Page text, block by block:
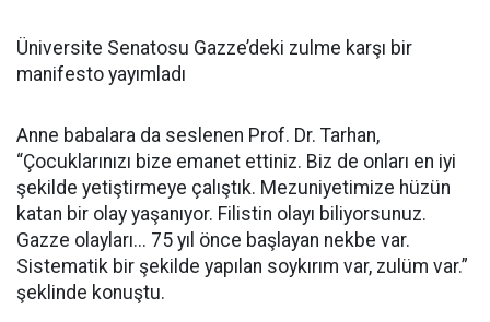
Üniversite Senatosu Gazze’deki zulme karşı bir
manifesto yayımladı
Anne babalara da seslenen Prof. Dr. Tarhan,
“Çocuklarınızı bize emanet ettiniz. Biz de onları en iyi
şekilde yetiştirmeye çalıştık. Mezuniyetimize hüzün
katan bir olay yaşanıyor. Filistin olayı biliyorsunuz.
Gazze olayları... 75 yıl önce başlayan nekbe var.
Sistematik bir şekilde yapılan soykırım var, zulüm var.”
şeklinde konuştu.